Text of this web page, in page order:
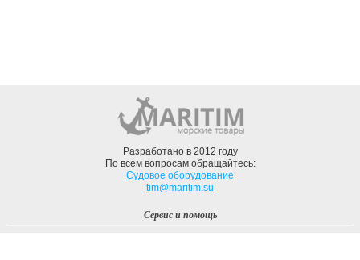
Разработано в 2012 году
По всем вопросам обращайтесь:
Судовое оборудование
tim@maritim.su
Сервис и помощь